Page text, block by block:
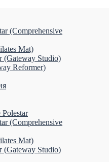
(Comprehensive
Mat)
(Gateway Studio)
Reformer)
(Comprehensive
Mat)
(Gateway Studio)